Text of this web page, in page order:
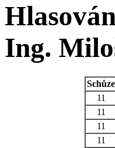
Ing.
Schůze
11
11
11
11